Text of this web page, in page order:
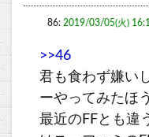
86: 2019/03/05(火)
>>46
君も食わず嫌い
ーやってみたほ
最近のFFとも違